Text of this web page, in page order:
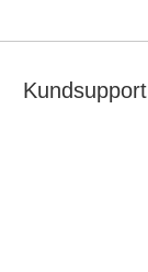
Kundsupport